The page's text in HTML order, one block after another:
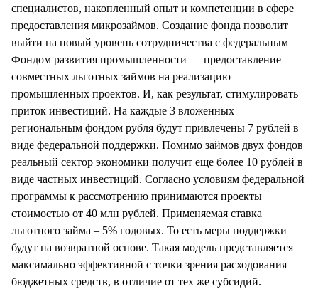
специалистов, накопленный опыт и компетенции в сфере
предоставления микрозаймов. Создание фонда позволит
выйти на новый уровень сотрудничества с федеральным
Фондом развития промышленности — предоставление
совместных льготных займов на реализацию
промышленных проектов. И, как результат, стимулировать
приток инвестиций. На каждые 3 вложенных
региональным фондом рубля будут привлечены 7 рублей в
виде федеральной поддержки. Помимо займов двух фондов
реальный сектор экономики получит еще более 10 рублей в
виде частных инвестиций. Согласно условиям федеральной
программы к рассмотрению принимаются проекты
стоимостью от 40 млн рублей. Применяемая ставка
льготного займа – 5% годовых. То есть меры поддержки
будут на возвратной основе. Такая модель представляется
максимально эффективной с точки зрения расходования
бюджетных средств, в отличие от тех же субсидий.